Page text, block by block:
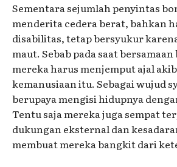
Sementara sejumlah penyintas
menderita cedera berat, bahkan
disabilitas, tetap bersyukur
maut. Sebab pada saat
mereka harus menjemput ajal
kemanusiaan itu. Sebagai wujud
berupaya mengisi hidupnya
Tentu saja mereka juga sempat
dukungan eksternal dan
membuat mereka bangkit dari